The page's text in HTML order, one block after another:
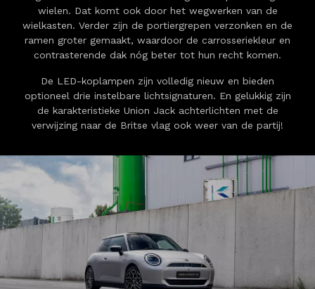
wielen. Dat komt ook door het wegwerken van de
wielkasten. Verder zijn de portiergrepen verzonken en de
ramen groter gemaakt, waardoor de carrosseriekleur en
contrasterende dak nóg beter tot hun recht komen.
De LED-koplampen zijn volledig nieuw en bieden
optioneel drie instelbare lichtsignaturen. En gelukkig zijn
de karakteristieke Union Jack achterlichten met de
verwijzing naar de Britse vlag ook weer van de partij!